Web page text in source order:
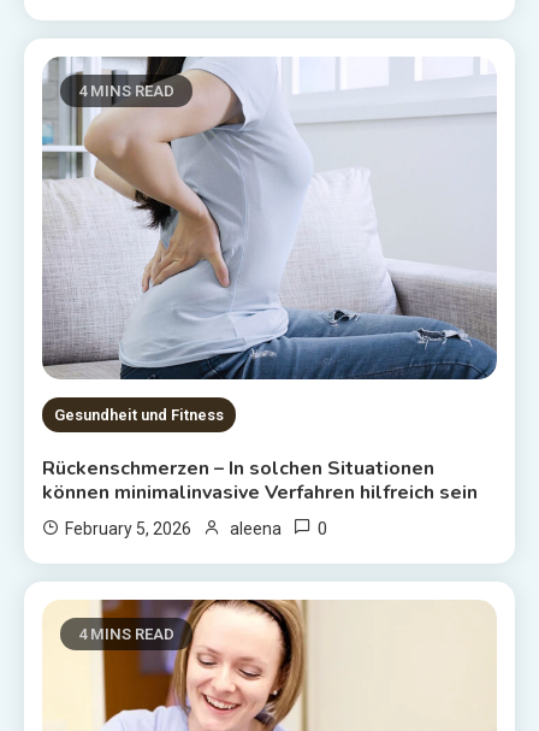
4 MINS READ
Gesundheit und Fitness
Rückenschmerzen – In solchen Situationen
können minimalinvasive Verfahren hilfreich sein
February 5, 2026 aleena 0
4 MINS READ